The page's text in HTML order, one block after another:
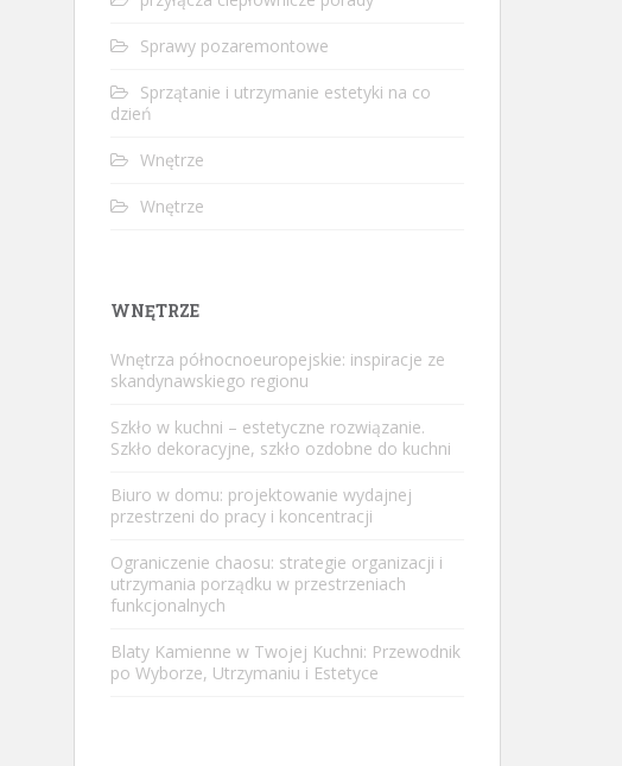
Sprawy pozaremontowe
Sprzątanie i utrzymanie estetyki na co
dzień
Wnętrze
Wnętrze
WNĘTRZE
Wnętrza północnoeuropejskie: inspiracje ze
skandynawskiego regionu
Szkło w kuchni – estetyczne rozwiązanie.
Szkło dekoracyjne, szkło ozdobne do kuchni
Biuro w domu: projektowanie wydajnej
przestrzeni do pracy i koncentracji
Ograniczenie chaosu: strategie organizacji i
utrzymania porządku w przestrzeniach
funkcjonalnych
Blaty Kamienne w Twojej Kuchni: Przewodnik
po Wyborze, Utrzymaniu i Estetyce